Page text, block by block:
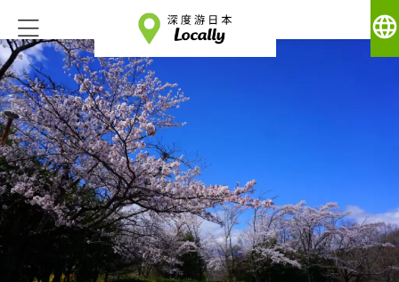
language